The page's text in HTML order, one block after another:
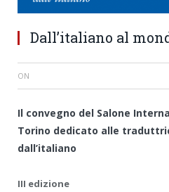
Dall’italiano al
ON
Il convegno del Salone
Torino dedicato alle
dall’italiano
III edizione